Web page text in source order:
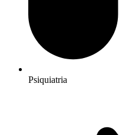
Psiquiatria